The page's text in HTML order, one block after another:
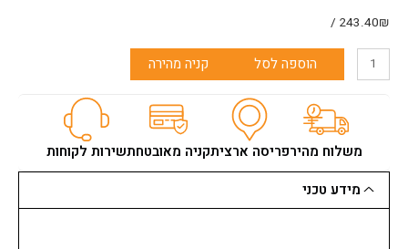
243.40₪ /
עד
ק"ג
הוספה לסל קניה מהירה
משלוח מהירפריסה ארציתקניה מאובטחתשירות לקוחות
מידע טכני